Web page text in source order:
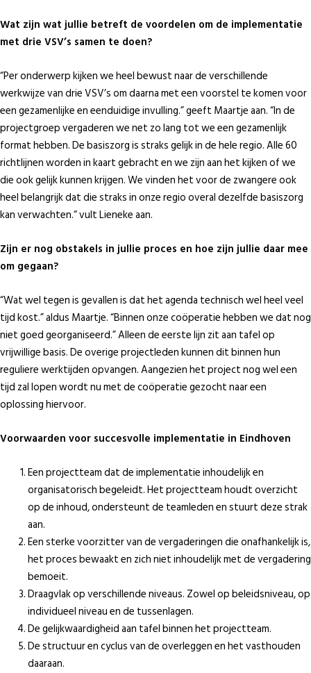
Wat zijn wat jullie betreft de voordelen om de implementatie
met drie VSV’s samen te doen?
“Per onderwerp kijken we heel bewust naar de verschillende
werkwijze van drie VSV’s om daarna met een voorstel te komen voor
een gezamenlijke en eenduidige invulling.” geeft Maartje aan. “In de
projectgroep vergaderen we net zo lang tot we een gezamenlijk
format hebben. De basiszorg is straks gelijk in de hele regio. Alle 60
richtlijnen worden in kaart gebracht en we zijn aan het kijken of we
die ook gelijk kunnen krijgen. We vinden het voor de zwangere ook
heel belangrijk dat die straks in onze regio overal dezelfde basiszorg
kan verwachten.“ vult Lieneke aan.
Zijn er nog obstakels in jullie proces en hoe zijn jullie daar mee
om gegaan?
“Wat wel tegen is gevallen is dat het agenda technisch wel heel veel
tijd kost.” aldus Maartje. “Binnen onze coöperatie hebben we dat nog
niet goed georganiseerd.” Alleen de eerste lijn zit aan tafel op
vrijwillige basis. De overige projectleden kunnen dit binnen hun
reguliere werktijden opvangen. Aangezien het project nog wel een
tijd zal lopen wordt nu met de coöperatie gezocht naar een
oplossing hiervoor.
Voorwaarden voor succesvolle implementatie in Eindhoven
Een projectteam dat de implementatie inhoudelijk en
organisatorisch begeleidt. Het projectteam houdt overzicht
op de inhoud, ondersteunt de teamleden en stuurt deze strak
aan.
Een sterke voorzitter van de vergaderingen die onafhankelijk is,
het proces bewaakt en zich niet inhoudelijk met de vergadering
bemoeit.
Draagvlak op verschillende niveaus. Zowel op beleidsniveau, op
individueel niveau en de tussenlagen.
De gelijkwaardigheid aan tafel binnen het projectteam.
De structuur en cyclus van de overleggen en het vasthouden
daaraan.